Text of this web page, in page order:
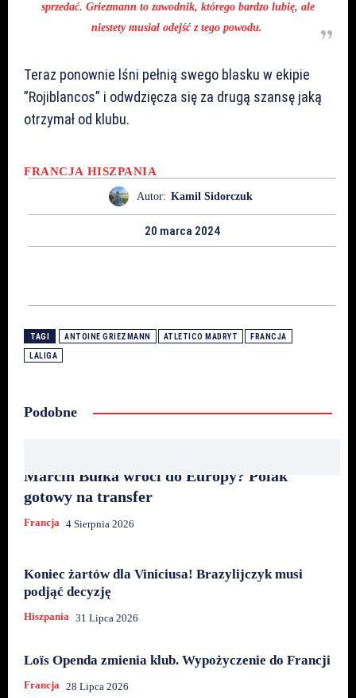
sprzedać. Griezmann to zawodnik, którego bardzo lubię, ale
niestety musiał odejść z tego powodu.
Teraz ponownie lśni pełnią swego blasku w ekipie
”Rojiblancos” i odwdzięcza się za drugą szansę jaką
otrzymał od klubu.
FRANCJA HISZPANIA
Autor: Kamil Sidorczuk
20 marca 2024
TAGI ANTOINE GRIEZMANN ATLETICO MADRYT FRANCJA
LALIGA
Podobne
Marcin Bułka wróci do Europy? Polak
gotowy na transfer
Francja 4 Sierpnia 2026
Koniec żartów dla Viniciusa! Brazylijczyk musi
podjąć decyzję
Hiszpania 31 Lipca 2026
Loïs Openda zmienia klub. Wypożyczenie do Francji
Francja 28 Lipca 2026